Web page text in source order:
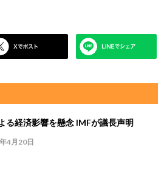
る経済影響を懸念 IMFが議長声明
4月20日